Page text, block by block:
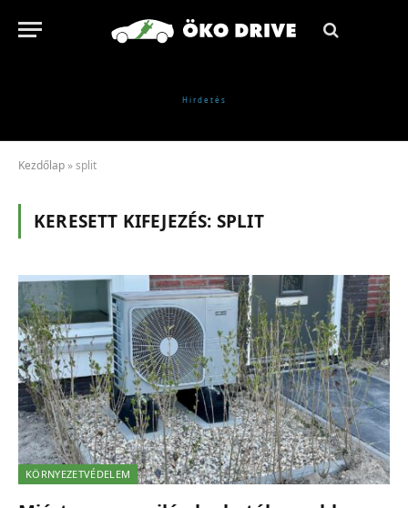
Kezdőlap »split
KERESETT KIFEJEZÉS: SPLIT
KÖRNYEZETVÉDELEM